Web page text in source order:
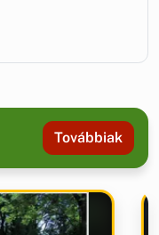
Továbbiak